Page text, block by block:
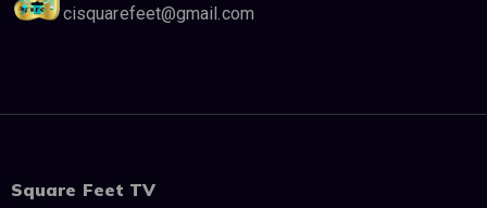
cisquarefeet@gmail.com
Square Feet TV